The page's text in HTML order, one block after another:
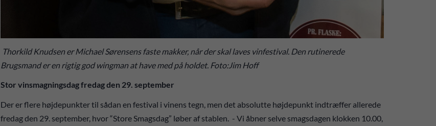
Thorkild Knudsen er Michael Sørensens faste makker, når der skal laves vinfestival. Den rutinerede
Brugsmand er en rigtig god wingman at have med på holdet. Foto:Jim Hoff
Stor vinsmagningsdag fredag den 29. september
Der er flere højdepunkter til sådan en festival i vinens tegn, men det absolutte højdepunkt indtræffer allerede
fredag den 29. september, hvor “Store Smagsdag” løber af stablen. - Vi åbner selve smagsdagen klokken 10.00,